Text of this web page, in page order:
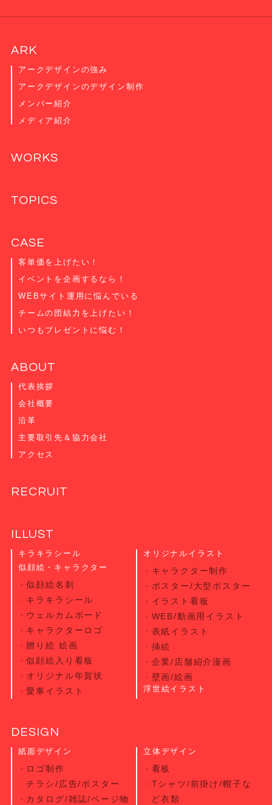
ARK
アークデザインの強み
アークデザインのデザイン制作
メンバー紹介
メディア紹介
WORKS
TOPICS
CASE
客単価を上げたい！
イベントを企画するなら！
WEBサイト運用に悩んでいる
チームの団結力を上げたい！
いつもプレゼントに悩む！
ABOUT
代表挨拶
会社概要
沿革
主要取引先＆協力会社
アクセス
RECRUIT
ILLUST
キラキラシール
似顔絵・キャラクター
似顔絵名刺
キラキラシール
ウェルカムボード
キャラクターロゴ
贈り絵 絵画
似顔絵入り看板
オリジナル年賀状
愛車イラスト
オリジナルイラスト
キャラクター制作
ポスター/大型ポスター
イラスト看板
WEB/動画用イラスト
表紙イラスト
挿絵
企業/店舗紹介漫画
壁画/絵画
浮世絵イラスト
DESIGN
紙面デザイン
ロゴ制作
チラシ/広告/ポスター
カタログ/雑誌/ページ物
立体デザイン
看板
Tシャツ/前掛け/帽子な
ど衣類